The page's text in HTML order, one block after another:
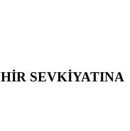
SEVKİYATINA